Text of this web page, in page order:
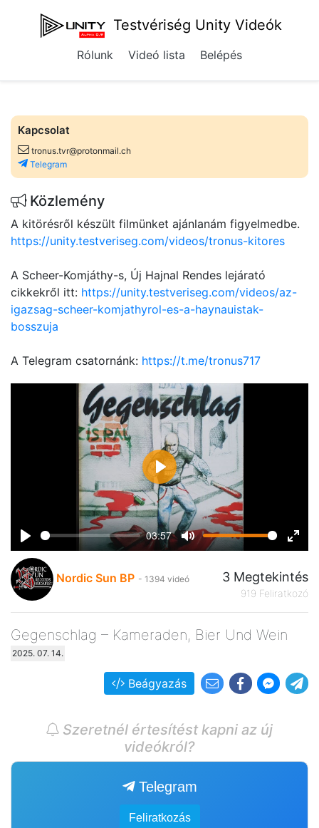
Testvériség Unity Videók
Rólunk Videó lista Belépés
Kapcsolat
tronus.tvr@protonmail.ch
Telegram
Közlemény
A kitörésről készült filmünket ajánlanám figyelmedbe.
https://unity.testveriseg.com/videos/tronus-kitores
A Scheer-Komjáthy-s, Új Hajnal Rendes lejárató
cikkekről itt: https://unity.testveriseg.com/videos/az-
igazsag-scheer-komjathyrol-es-a-haynauistak-
bosszuja
A Telegram csatornánk: https://t.me/tronus717
Play
03:57
Mute
Play
Nordic Sun BP - 1394 videó 3 Megtekintés
919 Feliratkozó
Gegenschlag – Kameraden, Bier Und Wein
2025. 07. 14.
Beágyazás
Szeretnél értesítést kapni az új
videókról?
Telegram
Feliratkozás